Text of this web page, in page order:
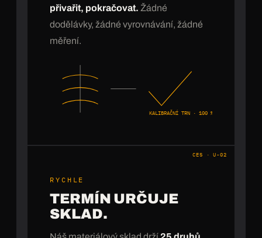
přivařit, pokračovat. Žádné
dodělávky, žádné vyrovnávání, žádné
měření.
KALIBRAČNÍ TRN · 100 %
CES · U-02
RYCHLE
TERMÍN URČUJE
SKLAD.